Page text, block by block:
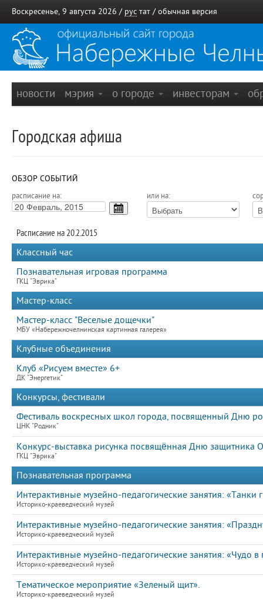
Воскресенье, 9 августа 2026 / рус тат / обычная версия
новости мэрия о городе инвесторам
Городская афиша
ОБЗОР СОБЫТИЙ
расписание на: или на:
Расписание на 20.2.2015
Классный час
Познавательная игровая программа
ГКЦ "Эврика"
Мастер-класс
Мастер-класс "Веселые дощечки"
МБУ «Набережночелнинская картинная галерея»
Клубные объединения
Клуб «Рисуем вместе» 6+
ДК "Энергетик"
Конкурсы, фестивали
Фестиваль воскресных школ города, посвященный Дню
ЦНК "Родник"
Конкурс-выставка рисунка посвящённая Дню защитника
ГКЦ "Эврика"
Познавательная программа
Интерактивные музейно-педагогические занятия: «Танки
Историко-краеведческий музей
Интерактивные музейно-педагогические занятия:
Историко-краеведческий музей
Интерактивные музейно-педагогические занятия: «Чудо в
Историко-краеведческий музей
Тематическое мероприятие «Зеленый щит».
Историко-краеведческий музей